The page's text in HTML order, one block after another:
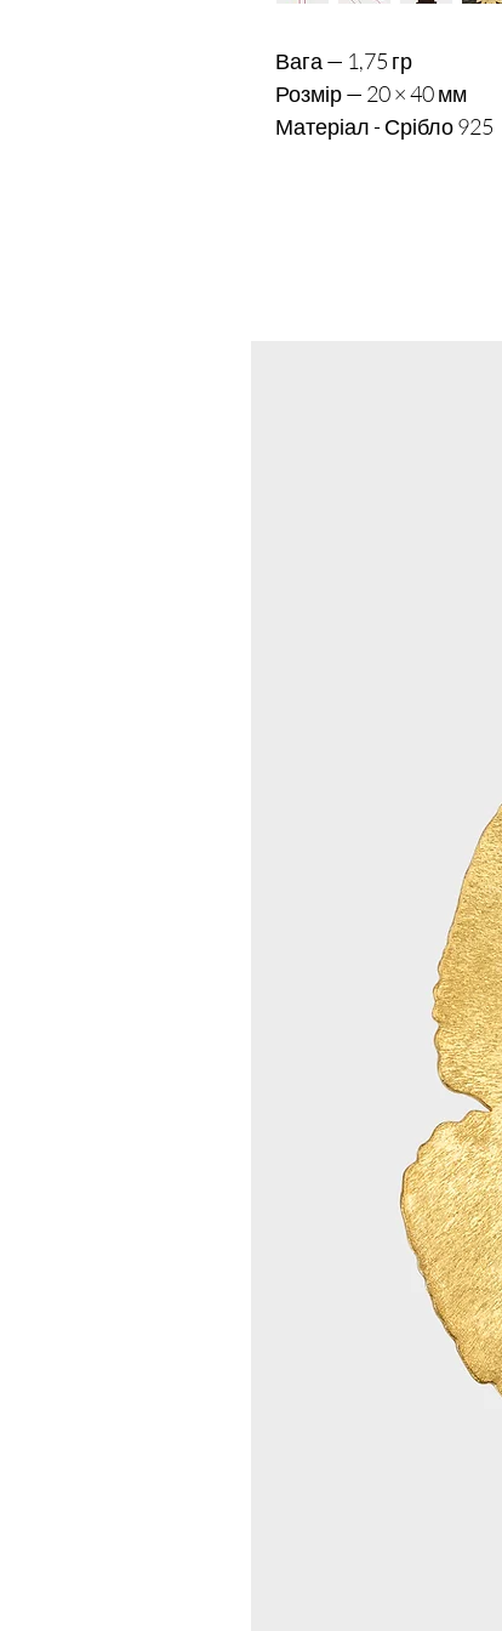
Вага — 1,75 гр
Розмір — 20 × 40 мм
Матеріал - Срібло 925